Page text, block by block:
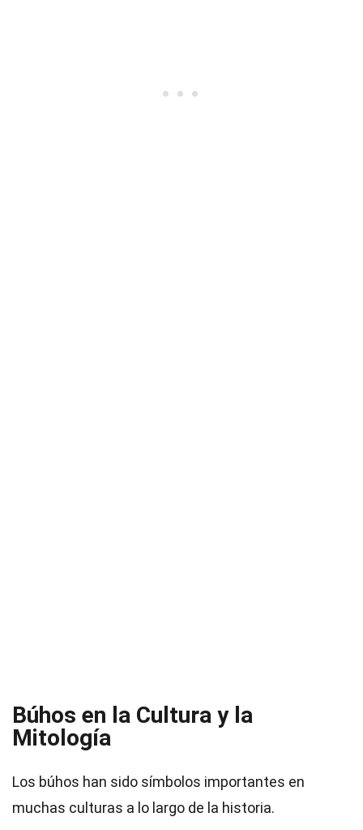
Búhos en la Cultura y la
Mitología
Los búhos han sido símbolos importantes en
muchas culturas a lo largo de la historia.